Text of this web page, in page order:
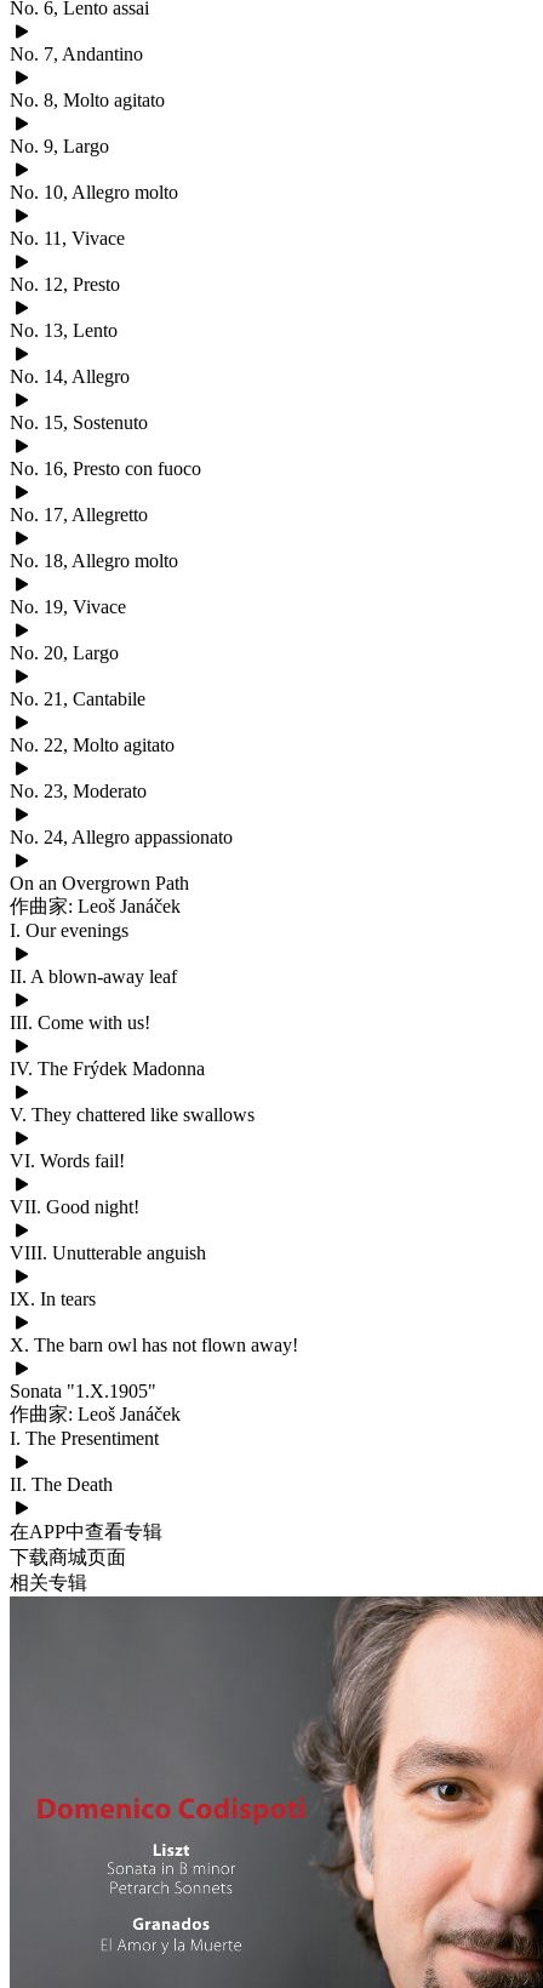
No. 6, Lento assai
No. 7, Andantino
No. 8, Molto agitato
No. 9, Largo
No. 10, Allegro molto
No. 11, Vivace
No. 12, Presto
No. 13, Lento
No. 14, Allegro
No. 15, Sostenuto
No. 16, Presto con fuoco
No. 17, Allegretto
No. 18, Allegro molto
No. 19, Vivace
No. 20, Largo
No. 21, Cantabile
No. 22, Molto agitato
No. 23, Moderato
No. 24, Allegro appassionato
On an Overgrown Path
作曲家: Leoš Janáček
I. Our evenings
II. A blown-away leaf
III. Come with us!
IV. The Frýdek Madonna
V. They chattered like swallows
VI. Words fail!
VII. Good night!
VIII. Unutterable anguish
IX. In tears
X. The barn owl has not flown away!
Sonata "1.X.1905"
作曲家: Leoš Janáček
I. The Presentiment
II. The Death
在APP中查看专辑
下载商城页面
相关专辑